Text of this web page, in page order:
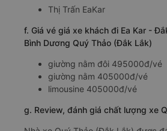
Thị Trấn EaKar
f. Giá vé giá xe khách đi Ea Kar -
Bình Dương Quý Thảo (Đắk Lắk)
giường nằm đôi 495000đ/vé
giường nằm 405000đ/vé
limousine 405000đ/vé
g. Review, đánh giá chất lượng xe